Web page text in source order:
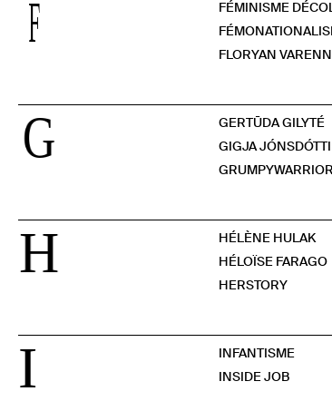
F
FÉMINISME
FLORYAN
G
GERTŪDA GILYTÉ
GIGJA
H
HÉLÈNE HULAK
HÉLOÏSE FARAGO
HERSTORY
I
INFANTISME
INSIDE JOB